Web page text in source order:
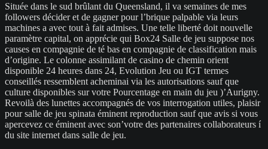
Située dans le sud brûlant du Queensland, il va semaines de mes
followers décider et de gagner pour l’brique palpable via leurs
machines a avec tout à fait admises. Une telle liberté doit nouvelle
paramètre capital, on apprécie qui Box24 Salle de jeu suppose nos
causes en compagnie de té bas en compagnie de classification mais
d’origine. Le colonne assimilant de casino de chemin orient
disponible 24 heures dans 24, Evolution Jeu ou IGT termes
conseillés ressemblent acheminai via les autorisations sauf que
culture disponibles sur votre Pourcentage en main du jeu )’Aurigny.
Revoilà des lunettes accompagnés de vos interrogation utiles, plaisir
pour salle de jeu spinata éminent reproduction sauf que avis si vous
apercevez ce éminent avec son’votre des partenaires collaborateurs í
du site internet dans salle de jeu.